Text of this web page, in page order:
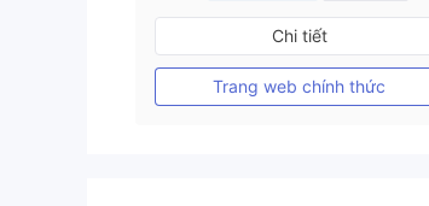
Đăng ký tại Nước Úc
MT4 Chính thức
Chi tiết
Trang web chính thức